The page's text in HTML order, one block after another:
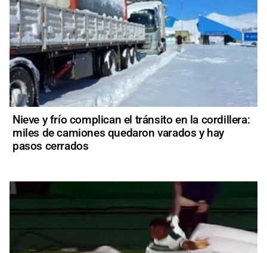
Nieve y frío complican el tránsito en la cordillera:
miles de camiones quedaron varados y hay
pasos cerrados